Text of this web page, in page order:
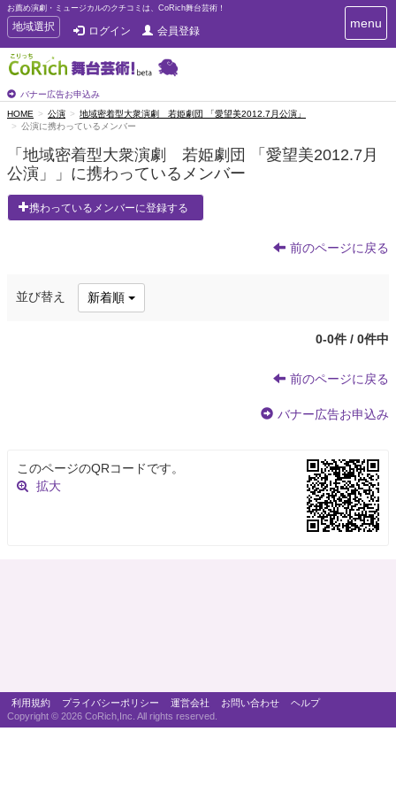
お薦め演劇・ミュージカルのクチコミは、CoRich舞台芸術！
T
o
g
g
e
n
a
v
g
i
地域選択 ログイン 会員登録
バナー広告お申込み
T
o
v
i
menu
HOME 公演
地域密着型大衆演劇 若姫劇団 「愛望美2012.7月公演」
公演に携わっているメンバー
「地域密着型大衆演劇 若姫劇団 「愛望美2012.7月
公演」」に携わっているメンバー
携わっているメンバーに登録する
前のページに戻る
並び替え 新着順
0-0件 / 0件中
前のページに戻る
バナー広告お申込み
このページのQRコードです。
拡大
利用規約 プライバシーポリシー 運営会社 お問い合わせ
ヘルプ
Copyright © 2026 CoRich,Inc. All rights reserved.